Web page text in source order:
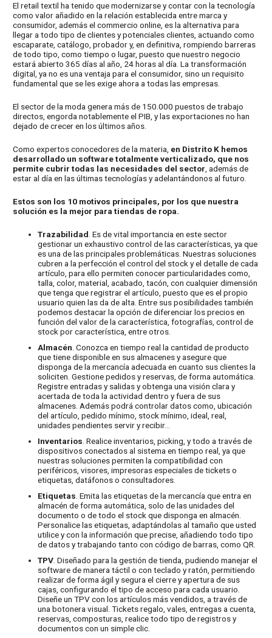
El retail textil ha tenido que modernizarse y contar con la tecnología
como valor añadido en la relación establecida entre marca y
consumidor, además el commercio online, es la alternativa para
llegar a todo tipo de clientes y potenciales clientes, actuando como
escaparate, catálogo, probador y, en definitiva, rompiendo barreras
de todo tipo, como tiempo o lugar, puesto que nuestro negocio
estará abierto 365 días al año, 24 horas al día. La transformación
digital, ya no es una ventaja para el consumidor, sino un requisito
fundamental que se les exige ahora a todas las empresas.
El sector de la moda genera más de 150.000 puestos de trabajo
directos, engorda notablemente el PIB, y las exportaciones no han
dejado de crecer en los últimos años.
Como expertos conocedores de la materia, en Distrito K hemos
desarrollado un software totalmente verticalizado, que nos
permite cubrir todas las necesidades del sector, además de
estar al día en las últimas tecnologías y adelantándonos al futuro.
Estos son los 10 motivos principales, por los que nuestra
solución es la mejor para tiendas de ropa.
Trazabilidad . Es de vital importancia en este sector
gestionar un exhaustivo control de las características, ya que
es una de las principales problemáticas. Nuestras soluciones
cubren a la perfección el control del stock y el detalle de cada
artículo, para ello permiten conocer particularidades como,
talla, color, material, acabado, tacón, con cualquier dimensión
que tenga que registrar el artículo, puesto que es el propio
usuario quien las da de alta. Entre sus posibilidades también
podemos destacar la opción de diferenciar los precios en
función del valor de la característica, fotografías, control de
stock por característica, entre otros.
Almacén . Conozca en tiempo real la cantidad de producto
que tiene disponible en sus almacenes y asegure que
disponga de la mercancía adecuada en cuanto sus clientes la
soliciten. Gestione pedidos y reservas, de forma automática.
Registre entradas y salidas y obtenga una visión clara y
acertada de toda la actividad dentro y fuera de sus
almacenes. Además podrá controlar datos como, ubicación
del artículo, pedido mínimo, stock mínimo, ideal, real,
unidades pendientes servir y recibir…
Inventarios . Realice inventarios, picking, y todo a través de
dispositivos conectados al sistema en tiempo real, ya que
nuestras soluciones permiten la compatibilidad con
periféricos, visores, impresoras especiales de tickets o
etiquetas, datáfonos o consultadores.
Etiquetas . Emita las etiquetas de la mercancía que entra en
almacén de forma automática, solo de las unidades del
documento o de todo el stock que disponga en almacén.
Personalice las etiquetas, adaptándolas al tamaño que usted
utilice y con la información que precise, añadiendo todo tipo
de datos y trabajando tanto con código de barras, como QR.
TPV . Diseñado para la gestión de tienda, pudiendo manejar el
software de manera táctil o con teclado y ratón, permitiendo
realizar de forma ágil y segura el cierre y apertura de sus
cajas, configurando el tipo de acceso para cada usuario.
Diseñe un TPV con los artículos más vendidos, a través de
una botonera visual. Tickets regalo, vales, entregas a cuenta,
reservas, composturas, realice todo tipo de registros y
documentos con un simple clic.